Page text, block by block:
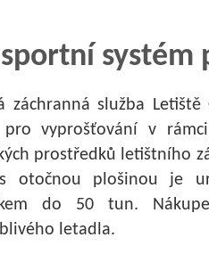
záchranná služba
pro vyprošťování v
prostředků letištního
otočnou plošinou je
do 50 tun.
letadla.